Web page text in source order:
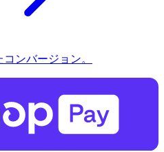
ンバージョン。